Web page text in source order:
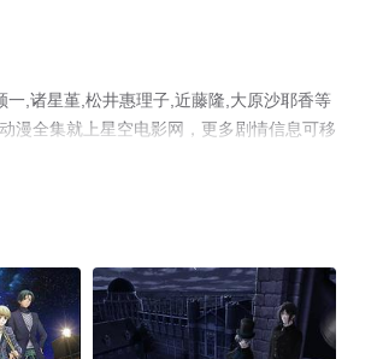
,诸星堇,松井惠理子,近藤隆,大原沙耶香等
漫全集就上星空电影网，更多剧情信息可移